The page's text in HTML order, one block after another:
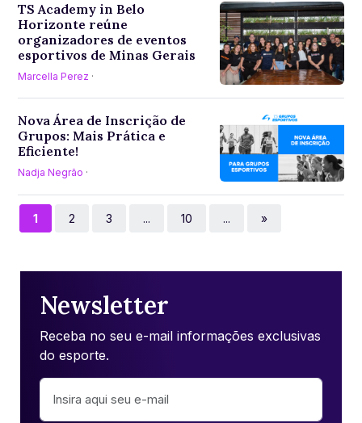
TS Academy in Belo
Horizonte reúne
organizadores de eventos
esportivos de Minas Gerais
Marcella Perez ·
Nova Área de Inscrição de
Grupos: Mais Prática e
Eficiente!
Nadja Negrão ·
1 2 3 ... 10 ... »
Newsletter
Receba no seu e-mail informações exclusivas
do esporte.